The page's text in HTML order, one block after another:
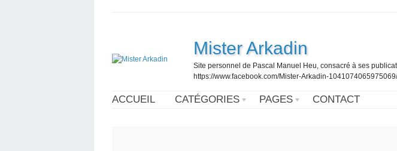
Mister Arkadin
Site personnel de Pascal Manuel Heu, consacré à ses
https://www.facebook.com/Mister-Arkadin-1041074065975069/
ACCUEIL CATÉGORIES PAGES CONTACT